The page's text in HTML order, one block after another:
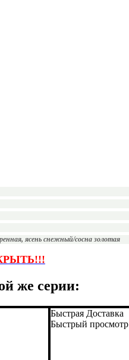
ясень снежный/сосна золотая
же серии:
Быстрая Доставка
Быстрый просмотр